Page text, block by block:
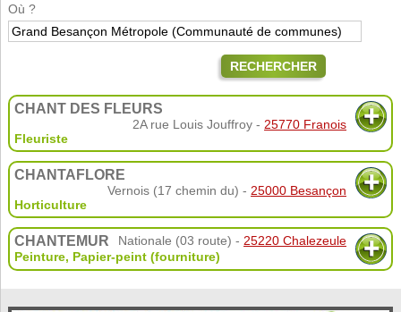
Où ?
RECHERCHER
CHANT DES FLEURS
2A rue Louis Jouffroy - 25770 Franois
Fleuriste
CHANTAFLORE
Vernois (17 chemin du) - 25000 Besançon
Horticulture
CHANTEMUR Nationale (03 route) - 25220 Chalezeule
Peinture, Papier-peint (fourniture)